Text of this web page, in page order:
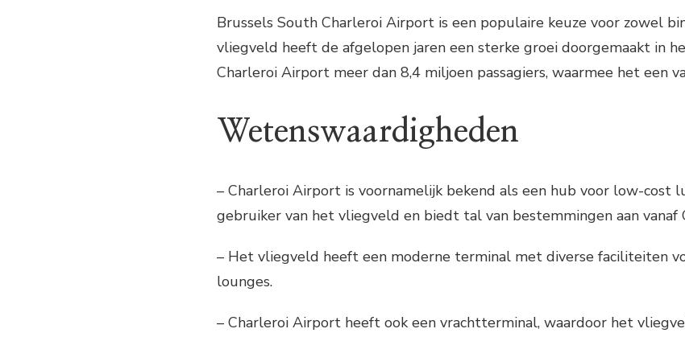
Brussels South Charleroi Airport is een populaire keuze voor zowel
vliegveld heeft de afgelopen jaren een sterke groei doorgemaakt in
Charleroi Airport meer dan 8,4 miljoen passagiers, waarmee het een
Wetenswaardigheden
– Charleroi Airport is voornamelijk bekend als een hub voor low-cost
gebruiker van het vliegveld en biedt tal van bestemmingen aan vanaf
– Het vliegveld heeft een moderne terminal met diverse faciliteiten
lounges.
– Charleroi Airport heeft ook een vrachtterminal, waardoor het